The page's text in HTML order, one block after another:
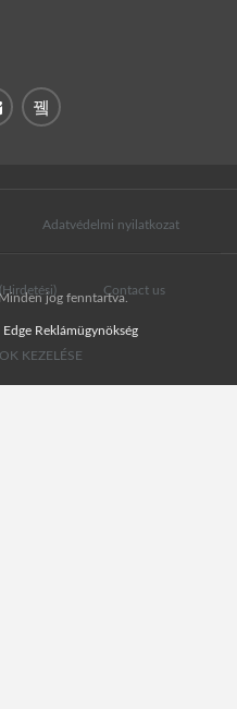
Adatvédelmi nyilatkozat
Contact us
KEZELÉSE
jog fenntartva.
Edge Reklámügynökség